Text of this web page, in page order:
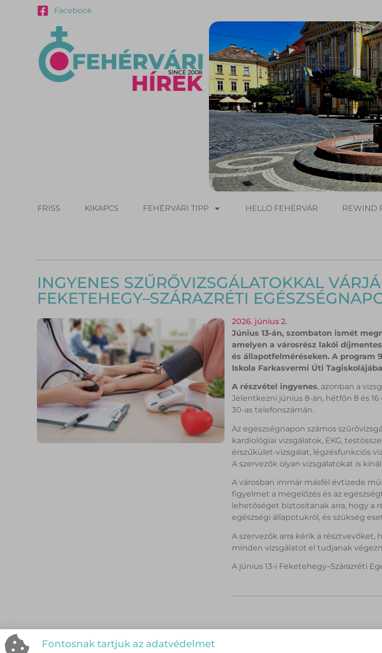
Facebook
FRISS KIKAPCS FEHÉRVÁRI TIPP HELLO FEHÉRVÁR REWIND
INGYENES SZŰRŐVIZSGÁLATOKKAL
FEKETEHEGY–SZÁRAZRÉTI
2026. június 2.
Június 13-án, szombaton ismét
amelyen a városrész lakói
és állapotfelméréseken. A program
Iskola Farkasvermi Úti
A részvétel ingyenes, azonban a
Jelentkezni június 8-án, hétfőn 8 és
30-as telefonszámán.
Az egészségnapon számos
kardiológiai vizsgálatok, EKG,
érszűkület-vizsgálat, légzésfunkciós
A szervezők olyan vizsgálatokat is
A városban immár másfél évtizede
figyelmet a megelőzés és az
lehetőséget biztosítanak arra, hogy a
egészségi állapotukról, és szükség
A szervezők arra kérik a résztvevőket,
minden vizsgálatot el tudjanak
A június 13-i Feketehegy–Szárazréti
Fontosnak tartjuk az adatvédelmet